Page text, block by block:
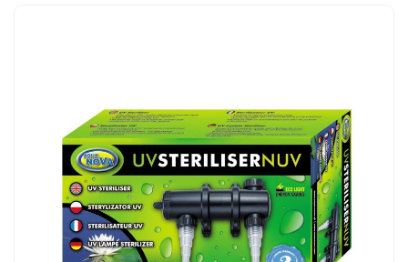
WODNEGO
AKWARYSTYKA
(SPRZĘT)